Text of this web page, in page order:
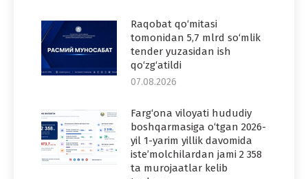
Raqobat qo‘mitasi
tomonidan 5,7 mlrd so‘mlik
tender yuzasidan ish
qo‘zg‘atildi
07.08.2026
Farg‘ona viloyati hududiy
boshqarmasiga o‘tgan 2026-
yil 1-yarim yillik davomida
iste’molchilardan jami 2 358
ta murojaatlar kelib